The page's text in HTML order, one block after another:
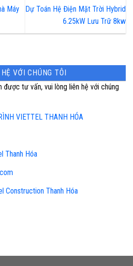
Máy
Dự Toán Hệ Điện Mặt Trời Hybrid
6.25kW Lưu Trữ 8kw
VỚI CHÚNG TÔI
được tư vấn, vui lòng liên hệ với chúng
VIETTEL THANH HÓA
Thanh Hóa
Construction Thanh Hóa